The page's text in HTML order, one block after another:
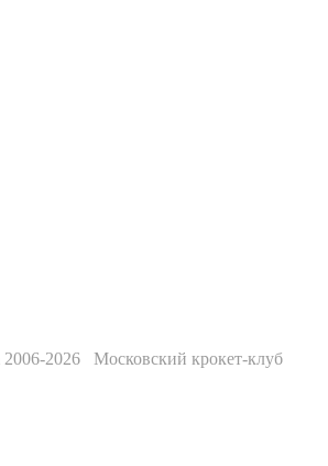
2026 Московский крокет-клуб